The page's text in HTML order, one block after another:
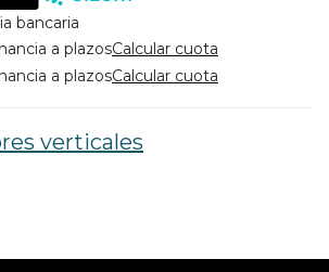
bancaria
a plazosCalcular cuota
a plazosCalcular cuota
verticales